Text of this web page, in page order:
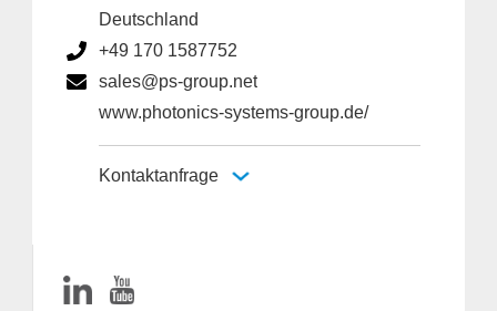
Deutschland
+49 170 1587752
sales@ps-group.net
www.photonics-systems-group.de/
Kontaktanfrage